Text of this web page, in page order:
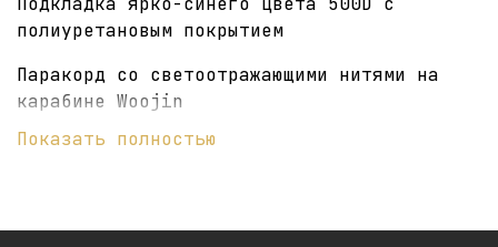
полиуретановым покрытием
Паракорд со светоотражающими нитями на
карабине Woojin
Молнии YKK
•••Размеры (ДШВ): 13 х 9 х 2 см, вес 50 гр
Показать полностью